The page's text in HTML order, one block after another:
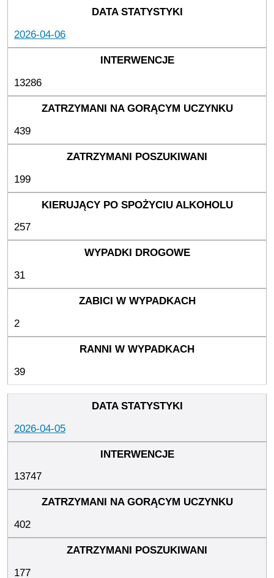
2026-04-06
13286
439
199
257
31
2
39
2026-04-05
13747
402
177